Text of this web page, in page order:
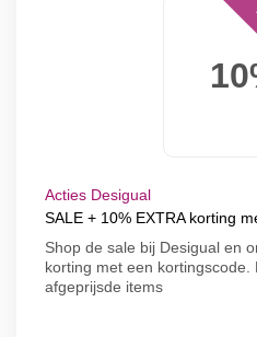
Acties Desigual
SALE + 10% EXTRA korting
Shop de sale bij Desigual en
korting met een kortingscode.
afgeprijsde items